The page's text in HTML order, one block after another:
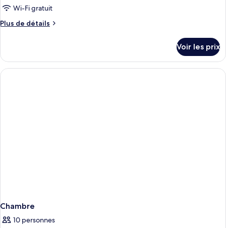
type
chambre :
Supérieure
Wi-Fi gratuit
Plus de détails
Plus
le
type
de
Voir les prix
Chambre
10 personnes